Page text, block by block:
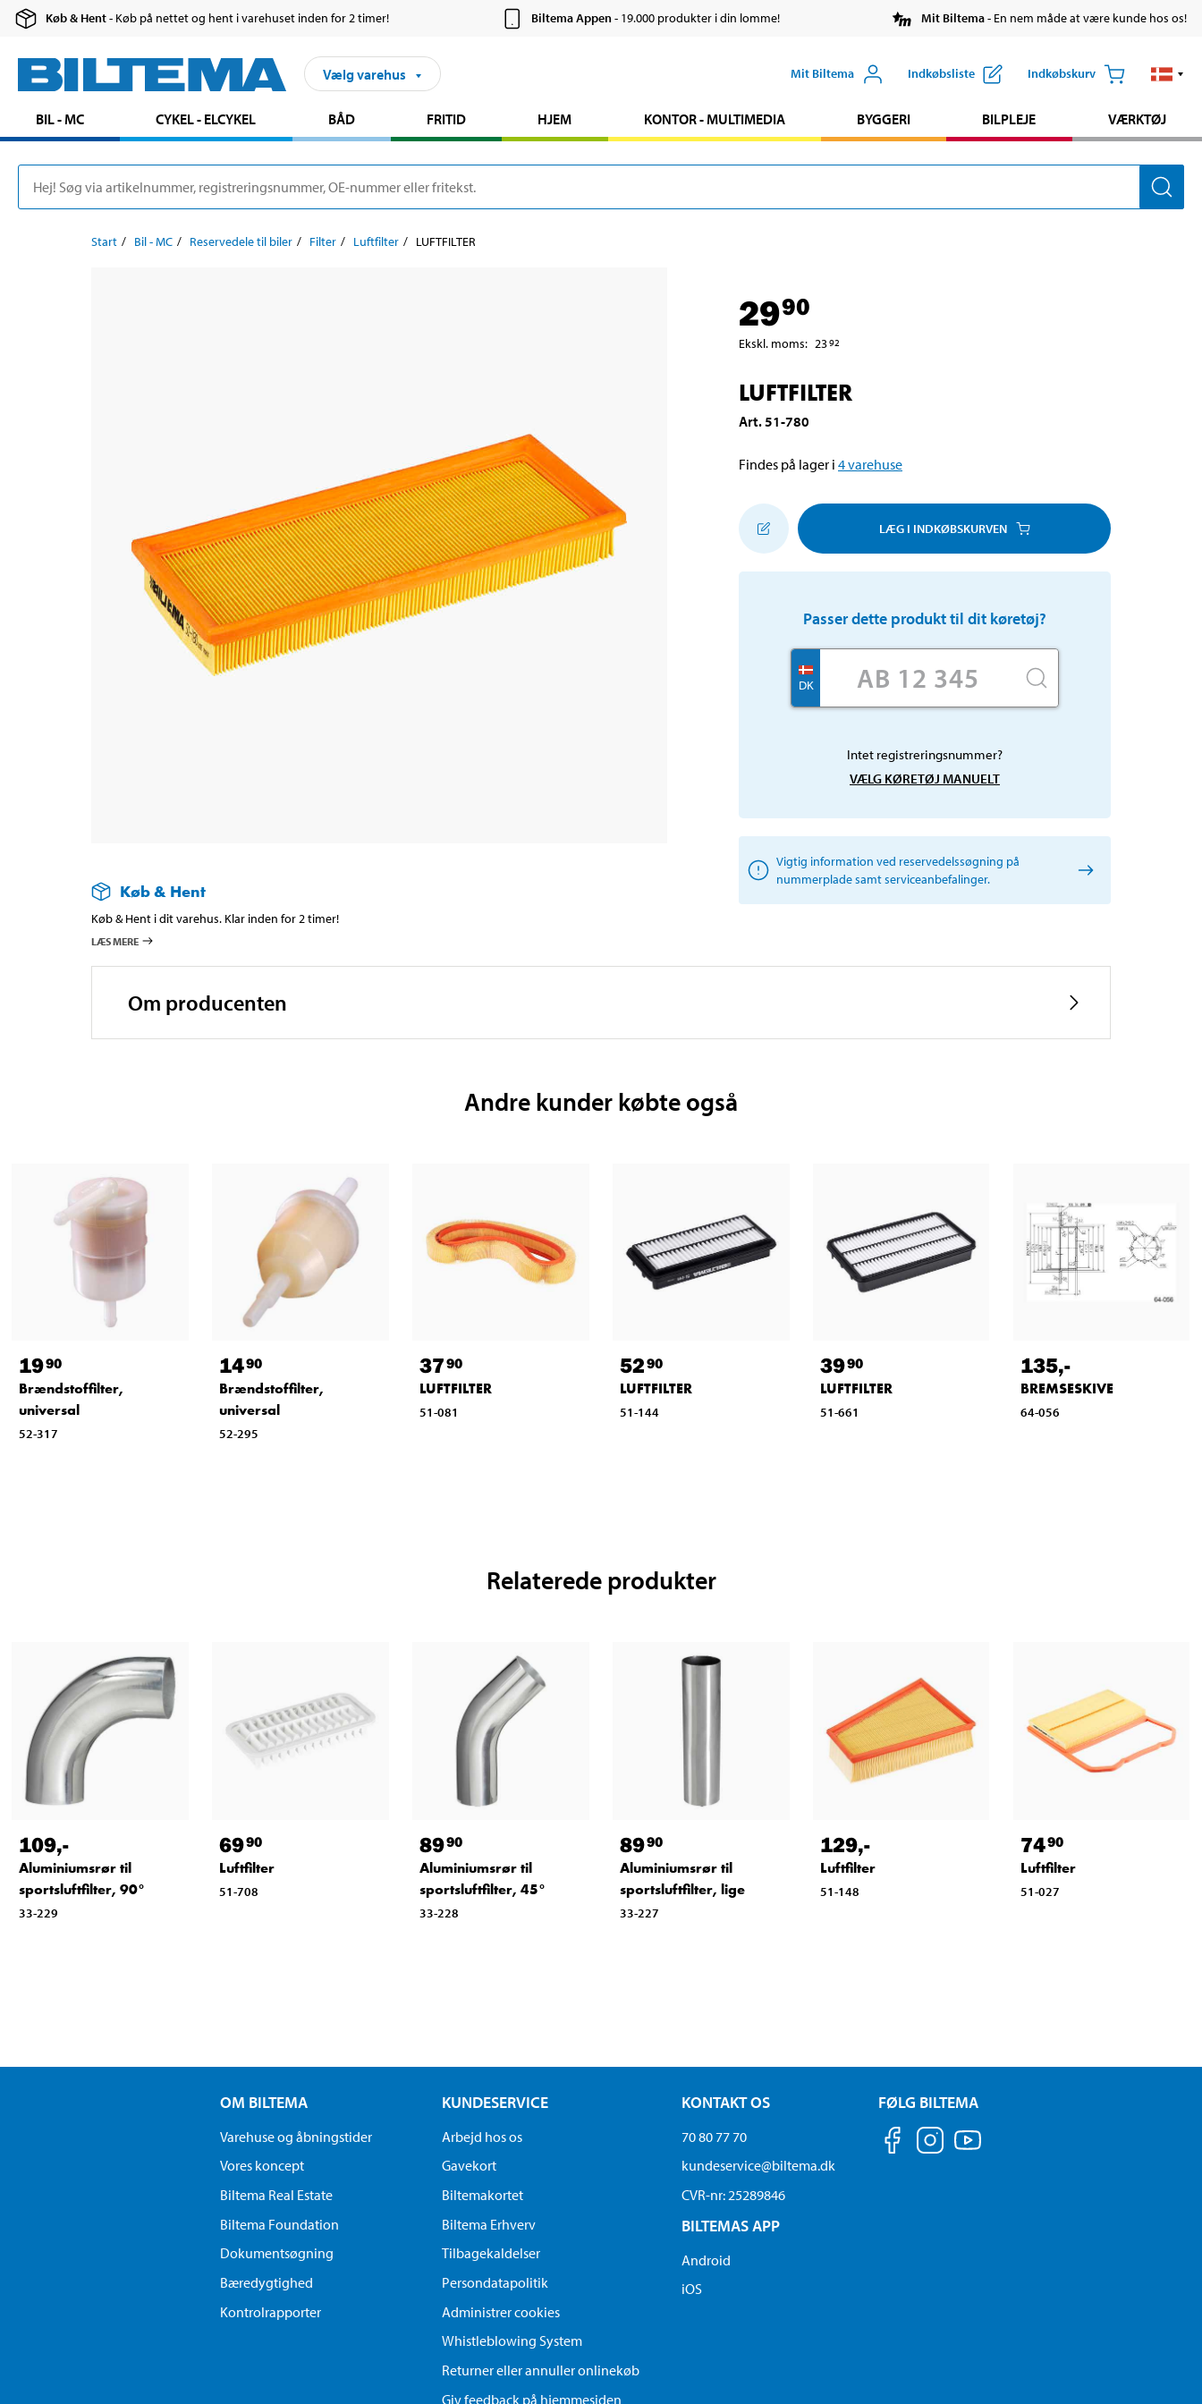
Køb & Hent- Køb på nettet og hent i varehuset inden for 2 timer! Biltema Appen- 19.000 produkter i din lomme! Mit Biltema- En nem måde at være kunde hos os!
Vælg varehus Mit Biltema Indkøbsliste Indkøbskurv
BIL - MC CYKEL - ELCYKEL BÅD FRITID HJEM KONTOR - MULTIMEDIA BYGGERI BILPLEJE VÆRKTØJ
Start Bil - MC Reservedele til biler Filter Luftfilter LUFTFILTER
Køb & Hent
Køb & Hent i dit varehus. Klar inden for 2 timer!
LÆS MERE
2990
Ekskl. moms: 2392
LUFTFILTER
Art.51-780
Findes på lager i 4varehuse
LÆG I INDKØBSKURVEN
Passer dette produkt til dit køretøj?
DK
Intet registreringsnummer?
VÆLG KØRETØJ MANUELT
Vigtig information ved reservedelssøgning på
nummerplade samt serviceanbefalinger.
Om producenten
Andre kunder købte også
1990
Brændstoffilter,
universal
52-317
1490
Brændstoffilter,
universal
52-295
3790
LUFTFILTER
51-081
5290
LUFTFILTER
51-144
3990
LUFTFILTER
51-661
135,-
BREMSESKIVE
64-056
Relaterede produkter
109,-
Aluminiumsrør til
sportsluftfilter, 90°
33-229
6990
Luftfilter
51-708
8990
Aluminiumsrør til
sportsluftfilter, 45°
33-228
8990
Aluminiumsrør til
sportsluftfilter, lige
33-227
129,-
Luftfilter
51-148
7490
Luftfilter
51-027
OM BILTEMA
Varehuse og åbningstider
Vores koncept
Biltema Real Estate
Biltema Foundation
Dokumentsøgning
Bæredygtighed
Kontrolrapporter
KUNDESERVICE
Arbejd hos os
Gavekort
Biltemakortet
Biltema Erhverv
Tilbagekaldelser
Persondatapolitik
Administrer cookies
Whistleblowing System
Returner eller annuller onlinekøb
Giv feedback på hjemmesiden
KONTAKT OS
70 80 77 70
kundeservice@biltema.dk
CVR-nr: 25289846
BILTEMAS APP
Android
iOS
FØLG BILTEMA